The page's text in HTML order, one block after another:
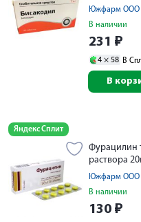
Южфарм ООО
В наличии
231 ₽
4 × 58 В
В
Яндекс Сплит
Фурацилин
раствора
Южфарм ООО
В наличии
130 ₽